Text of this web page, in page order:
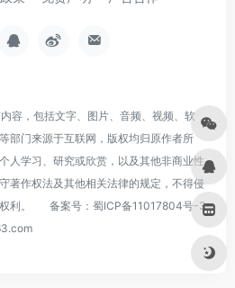
容，包括文字、图片、音频、视频、软
部门来源于互联网，版权均归原作者所
人学习、研究或欣赏，以及其他非商业性
著作权法及其他相关法律的规定，不得侵
利。
备案号： 蜀ICP备11017804号-3